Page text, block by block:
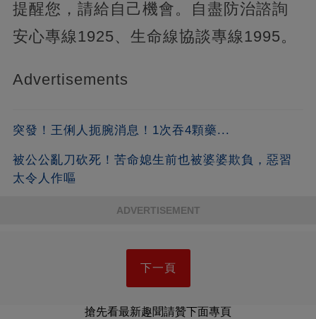
提醒您，請給自己機會。自盡防治諮詢
安心專線1925、生命線協談專線1995。
Advertisements
突發！王俐人扼腕消息！1次吞4顆藥...
被公公亂刀砍死！苦命媳生前也被婆婆欺負，惡習
太令人作嘔
ADVERTISEMENT
下一頁
搶先看最新趣聞請贊下面專頁